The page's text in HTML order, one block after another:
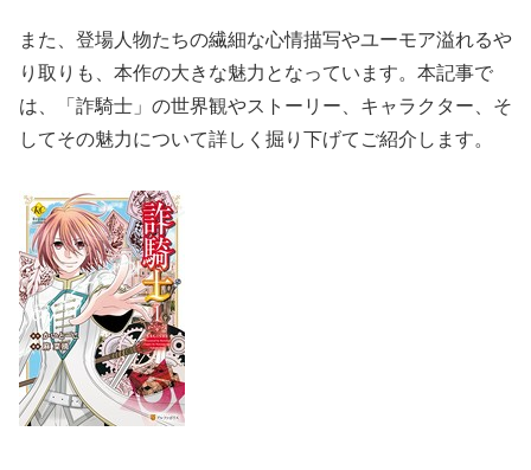
また、登場人物たちの繊細な心情描写やユーモア溢れるや
り取りも、本作の大きな魅力となっています。本記事で
は、「詐騎士」の世界観やストーリー、キャラクター、そ
してその魅力について詳しく掘り下げてご紹介します。